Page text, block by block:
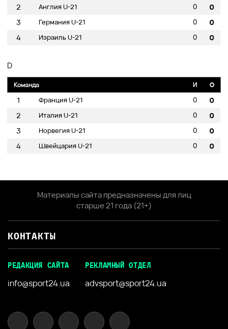
2
Англия U-21 0
0
3
Германия U-21 0
0
4
Израиль U-21 0 0
D
Команда И O
1 Франция U-21 0
0
2
Италия U-21 0
0
3
Норвегия U-21 0
0
4
Швейцария U-21 0 0
Материалы сайта предназначены для лиц
старше 21 года (21+)
КОНТАКТЫ
РЕДАКЦИЯ САЙТА
info@sport24.ua
РЕКЛАМНЫЙ ОТДЕЛ
advsport@sport24.ua